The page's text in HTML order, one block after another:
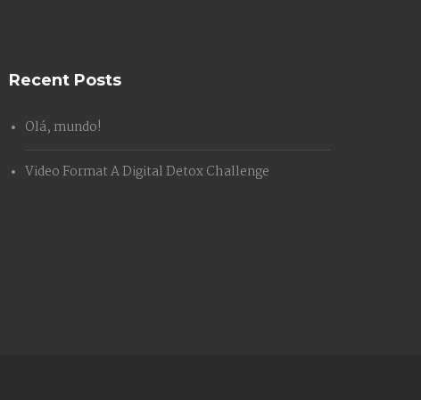
Recent Posts
Olá, mundo!
Video Format A Digital Detox Challenge